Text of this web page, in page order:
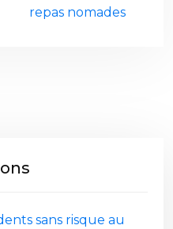
repas nomades
sans risque au